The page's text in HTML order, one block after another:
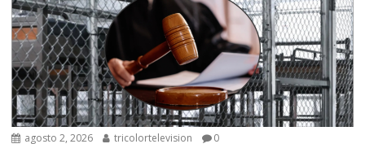
agosto 2, 2026 tricolortelevision 0